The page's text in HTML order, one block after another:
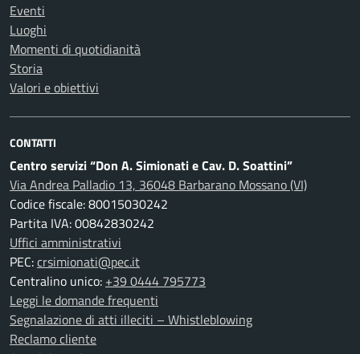
Eventi
Luoghi
Momenti di quotidianità
Storia
Valori e obiettivi
CONTATTI
Centro servizi “Don A. Simionati e Cav. D. Soattini”
Via Andrea Palladio 13, 36048 Barbarano Mossano (VI)
Codice fiscale: 80015030242
Partita IVA: 00842830242
Uffici amministrativi
PEC:crsimionati@pec.it
Centralino unico: +39 0444 795773
Leggi le domande frequenti
Segnalazione di atti illeciti – Whistleblowing
Reclamo cliente